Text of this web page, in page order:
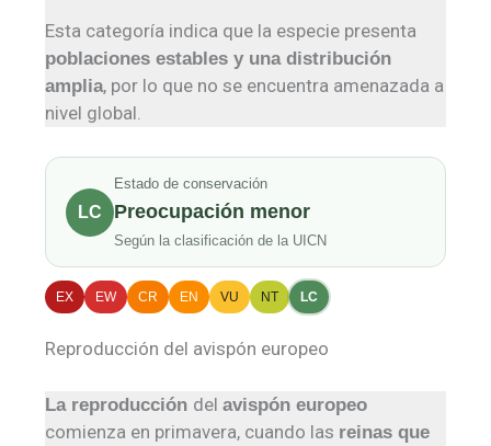
Esta categoría indica que la especie presenta
poblaciones estables y una distribución
amplia, por lo que no se encuentra amenazada a
nivel global.
LC
Estado de conservación
Preocupación menor
Según la clasificación de la UICN
EX EW CR EN VU NT LC
Reproducción del avispón europeo
La reproducción delavispón europeo
comienza en primavera, cuando las reinas que